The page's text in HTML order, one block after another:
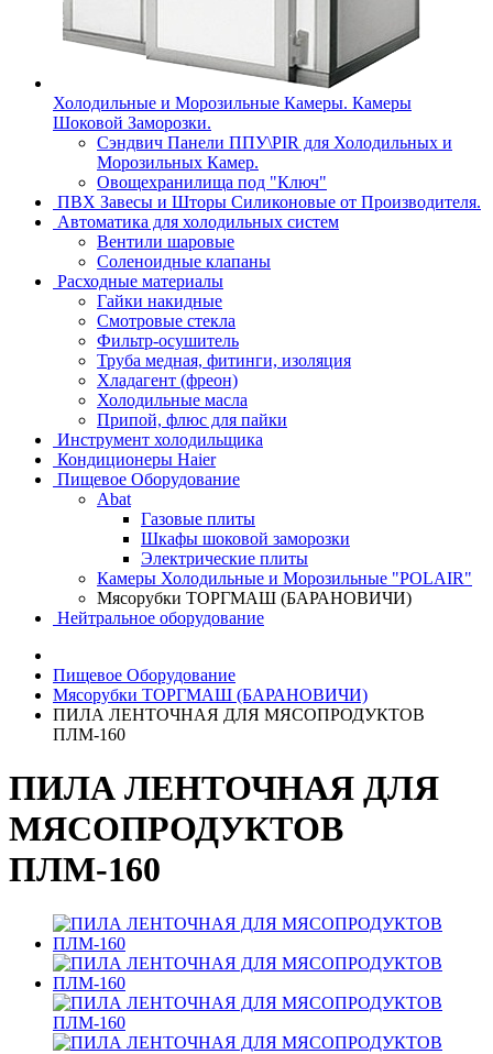
Холодильные и Морозильные Камеры. Камеры
Шоковой Заморозки.
Сэндвич Панели ППУ\PIR для Холодильных и
Морозильных Камер.
Овощехранилища под "Ключ"
ПВХ Завесы и Шторы Силиконовые от Производителя.
Автоматика для холодильных систем
Вентили шаровые
Соленоидные клапаны
Расходные материалы
Гайки накидные
Смотровые стекла
Фильтр-осушитель
Труба медная, фитинги, изоляция
Хладагент (фреон)
Холодильные масла
Припой, флюс для пайки
Инструмент холодильщика
Кондиционеры Haier
Пищевое Оборудование
Abat
Газовые плиты
Шкафы шоковой заморозки
Электрические плиты
Камеры Холодильные и Морозильные "POLAIR"
Мясорубки ТОРГМАШ (БАРАНОВИЧИ)
Нейтральное оборудование
Пищевое Оборудование
Мясорубки ТОРГМАШ (БАРАНОВИЧИ)
ПИЛА ЛЕНТОЧНАЯ ДЛЯ МЯСОПРОДУКТОВ
ПЛМ-160
ПИЛА ЛЕНТОЧНАЯ ДЛЯ
МЯСОПРОДУКТОВ
ПЛМ-160